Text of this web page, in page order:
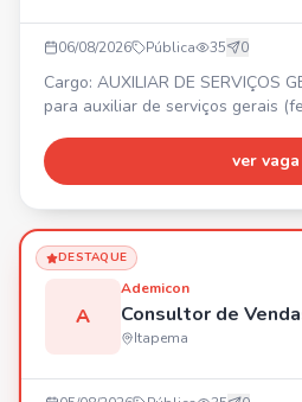
06/08/2026 Pública 35 0
Cargo: AUXILIAR DE SERVIÇOS
para auxiliar de serviços gerais
Envie seu currículo para nosso
ver vaga
DESTAQUE
A
Ademicon
Consultor de
Itapema